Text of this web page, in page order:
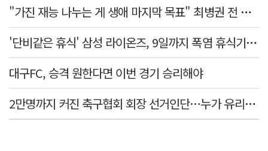
"가진 재능 나누는 게 생애 마지막 목표" 최병권 전 대구체고 복싱 감독
'단비같은 휴식' 삼성 라이온즈, 9일까지 폭염 휴식기에 재정비
대구FC, 승격 원한다면 이번 경기 승리해야
2만명까지 커진 축구협회 회장 선거인단…누가 유리할까